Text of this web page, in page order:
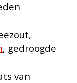
, gedroogde
van